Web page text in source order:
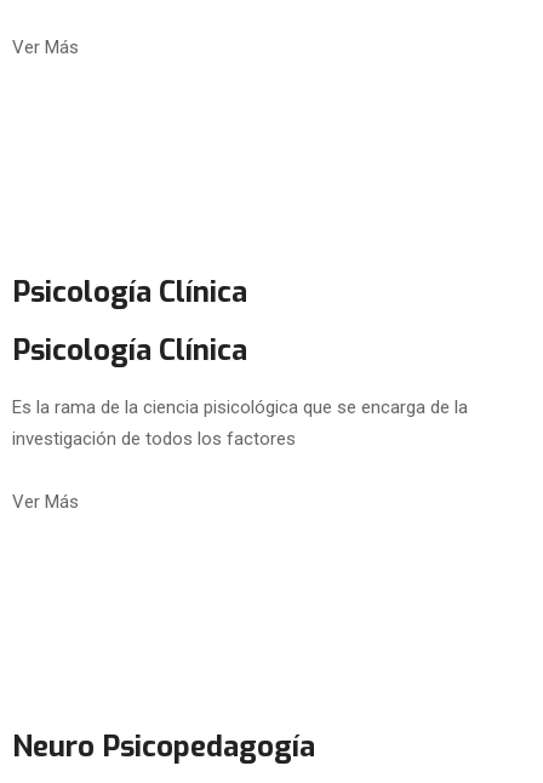
Ver Más
Psicología Clínica
Psicología Clínica
Es la rama de la ciencia pisicológica que se encarga de la
investigación de todos los factores
Ver Más
Neuro Psicopedagogía